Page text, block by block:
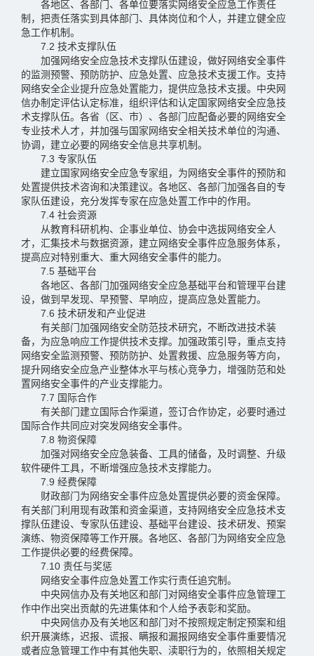
各地区、各部门、各单位要落实网络安全应急工作责任
制，把责任落实到具体部门、具体岗位和个人，并建立健全应
急工作机制。
7.2 技术支撑队伍
加强网络安全应急技术支撑队伍建设，做好网络安全事件
的监测预警、预防防护、应急处置、应急技术支援工作。支持
网络安全企业提升应急处置能力，提供应急技术支援。中央网
信办制定评估认定标准，组织评估和认定国家网络安全应急技
术支撑队伍。各省（区、市）、各部门应配备必要的网络安全
专业技术人才，并加强与国家网络安全相关技术单位的沟通、
协调，建立必要的网络安全信息共享机制。
7.3 专家队伍
建立国家网络安全应急专家组，为网络安全事件的预防和
处置提供技术咨询和决策建议。各地区、各部门加强各自的专
家队伍建设，充分发挥专家在应急处置工作中的作用。
7.4 社会资源
从教育科研机构、企事业单位、协会中选拔网络安全人
才，汇集技术与数据资源，建立网络安全事件应急服务体系，
提高应对特别重大、重大网络安全事件的能力。
7.5 基础平台
各地区、各部门加强网络安全应急基础平台和管理平台建
设，做到早发现、早预警、早响应，提高应急处置能力。
7.6 技术研发和产业促进
有关部门加强网络安全防范技术研究，不断改进技术装
备，为应急响应工作提供技术支撑。加强政策引导，重点支持
网络安全监测预警、预防防护、处置救援、应急服务等方向，
提升网络安全应急产业整体水平与核心竞争力，增强防范和处
置网络安全事件的产业支撑能力。
7.7 国际合作
有关部门建立国际合作渠道，签订合作协定，必要时通过
国际合作共同应对突发网络安全事件。
7.8 物资保障
加强对网络安全应急装备、工具的储备，及时调整、升级
软件硬件工具，不断增强应急技术支撑能力。
7.9 经费保障
财政部门为网络安全事件应急处置提供必要的资金保障。
有关部门利用现有政策和资金渠道，支持网络安全应急技术支
撑队伍建设、专家队伍建设、基础平台建设、技术研发、预案
演练、物资保障等工作开展。各地区、各部门为网络安全应急
工作提供必要的经费保障。
7.10 责任与奖惩
网络安全事件应急处置工作实行责任追究制。
中央网信办及有关地区和部门对网络安全事件应急管理工
作中作出突出贡献的先进集体和个人给予表彰和奖励。
中央网信办及有关地区和部门对不按照规定制定预案和组
织开展演练，迟报、谎报、瞒报和漏报网络安全事件重要情况
或者应急管理工作中有其他失职、渎职行为的，依照相关规定